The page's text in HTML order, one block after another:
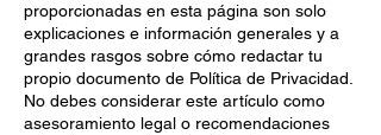
proporcionadas en esta página son solo
explicaciones e información generales y a
grandes rasgos sobre cómo redactar tu
propio documento de Política de Privacidad.
No debes considerar este artículo como
asesoramiento legal o recomendaciones